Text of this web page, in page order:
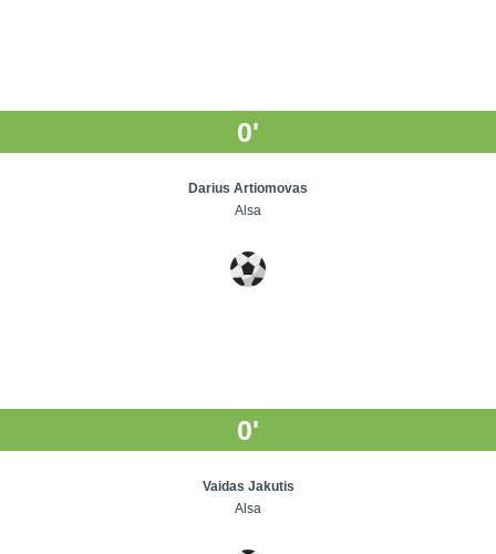
0'
Darius Artiomovas
Alsa
0'
Vaidas Jakutis
Alsa